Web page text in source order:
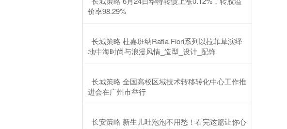
价率98.29%
​长城策略 杜嘉班纳Rafia Fiori系列以拉菲草演绎
地中海时尚与浪漫风情_造型_设计_配饰
​长城策略 全国高校区域技术转移转化中心工作推
进会在广州市举行
​长安策略 新生儿吐泡泡不用愁！看完这篇让你心